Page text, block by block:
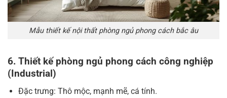
Mẫu thiết kế nội thất phòng ngủ phong cách bắc âu
6. Thiết kế phòng ngủ phong cách công nghiệp
(Industrial)
Đặc trưng: Thô mộc, mạnh mẽ, cá tính.